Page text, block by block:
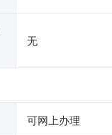
无
可网上办理